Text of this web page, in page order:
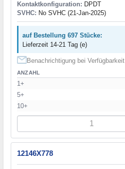
Kontaktkonfiguration: DPDT
SVHC: No SVHC (21-Jan-2025)
auf Bestellung 697 Stücke:
Lieferzeit 14-21 Tag (e)
Benachrichtigung bei Verfügbarkeit
ANZAHL
1+
5+
10+
12146X778